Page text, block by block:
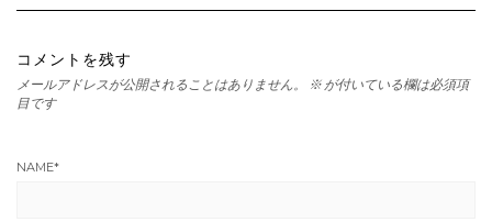
コメントを残す
メールアドレスが公開されることはありません。 ※ が付いている欄は必須項
目です
NAME*